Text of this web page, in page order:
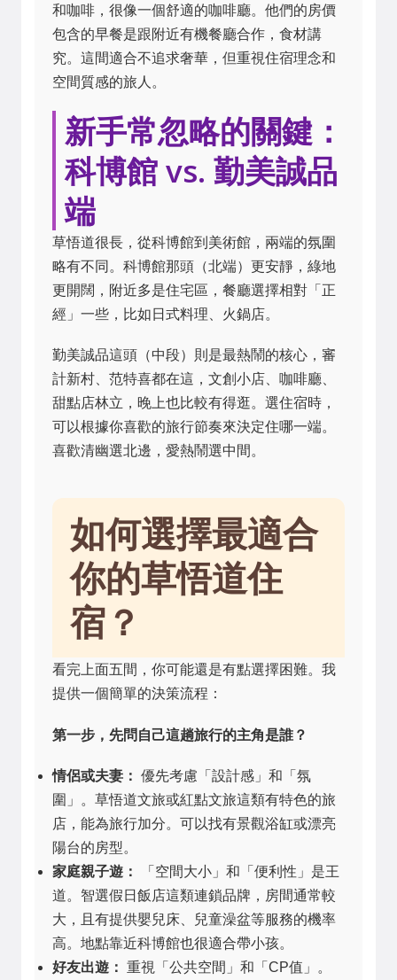
和咖啡，很像一個舒適的咖啡廳。他們的房價
包含的早餐是跟附近有機餐廳合作，食材講
究。這間適合不追求奢華，但重視住宿理念和
空間質感的旅人。
新手常忽略的關鍵：
科博館 vs. 勤美誠品
端
草悟道很長，從科博館到美術館，兩端的氛圍
略有不同。科博館那頭（北端）更安靜，綠地
更開闊，附近多是住宅區，餐廳選擇相對「正
經」一些，比如日式料理、火鍋店。
勤美誠品這頭（中段）則是最熱鬧的核心，審
計新村、范特喜都在這，文創小店、咖啡廳、
甜點店林立，晚上也比較有得逛。選住宿時，
可以根據你喜歡的旅行節奏來決定住哪一端。
喜歡清幽選北邊，愛熱鬧選中間。
如何選擇最適合
你的草悟道住
宿？
看完上面五間，你可能還是有點選擇困難。我
提供一個簡單的決策流程：
第一步，先問自己這趟旅行的主角是誰？
情侶或夫妻： 優先考慮「設計感」和「氛
圍」。草悟道文旅或紅點文旅這類有特色的旅
店，能為旅行加分。可以找有景觀浴缸或漂亮
陽台的房型。
家庭親子遊：
「空間大小」和「便利性」是王
道。智選假日飯店這類連鎖品牌，房間通常較
大，且有提供嬰兒床、兒童澡盆等服務的機率
高。地點靠近科博館也很適合帶小孩。
好友出遊： 重視「公共空間」和「CP值」。